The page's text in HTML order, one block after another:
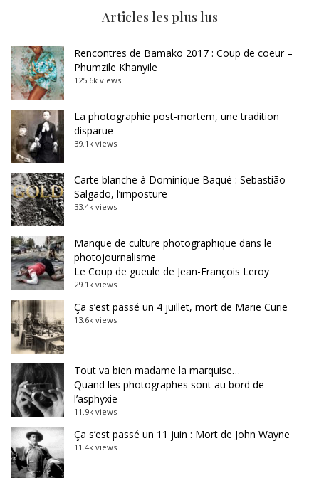
Articles les plus lus
Rencontres de Bamako 2017 : Coup de coeur –
Phumzile Khanyile
125.6k views
La photographie post-mortem, une tradition
disparue
39.1k views
Carte blanche à Dominique Baqué : Sebastião
Salgado, l’imposture
33.4k views
Manque de culture photographique dans le
photojournalisme
Le Coup de gueule de Jean-François Leroy
29.1k views
Ça s’est passé un 4 juillet, mort de Marie Curie
13.6k views
Tout va bien madame la marquise…
Quand les photographes sont au bord de
l’asphyxie
11.9k views
Ça s’est passé un 11 juin : Mort de John Wayne
11.4k views